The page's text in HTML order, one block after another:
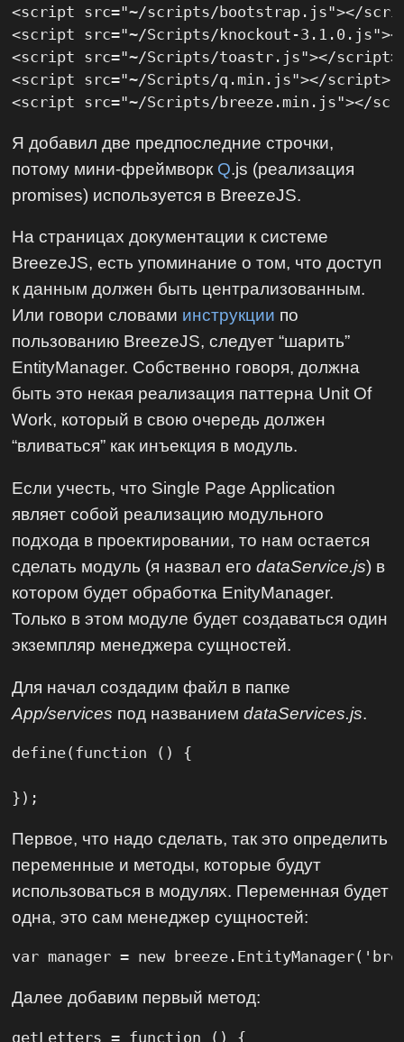
<script src="~/scripts/bootstrap.js"></
<script src="~/Scripts/knockout-
<script src="~/Scripts/toastr.js"></script>
<script src="~/Scripts/q.min.js"></script>
<script src="~/Scripts/breeze.min.js"></
Я добавил две предпоследние строчки,
потому мини-фреймворк Q.js (реализация
promises) используется в BreezeJS.
На страницах документации к системе
BreezeJS, есть упоминание о том, что доступ
к данным должен быть централизованным.
Или говори словами инструкции по
пользованию BreezeJS, следует “шарить”
EntityManager. Собственно говоря, должна
быть это некая реализация паттерна Unit Of
Work, который в свою очередь должен
“вливаться” как инъекция в модуль.
Если учесть, что Single Page Application
являет собой реализацию модульного
подхода в проектировании, то нам остается
сделать модуль (я назвал егоdataService.js) в
котором будет обработка EnityManager.
Только в этом модуле будет создаваться один
экземпляр менеджера сущностей.
Для начал создадим файл в папке
App/services под названиемdataServices.js.
define(function () {
});
Первое, что надо сделать, так это определить
переменные и методы, которые будут
использоваться в модулях. Переменная будет
одна, это сам менеджер сущностей:
var manager = new
Далее добавим первый метод:
getLetters = function () {